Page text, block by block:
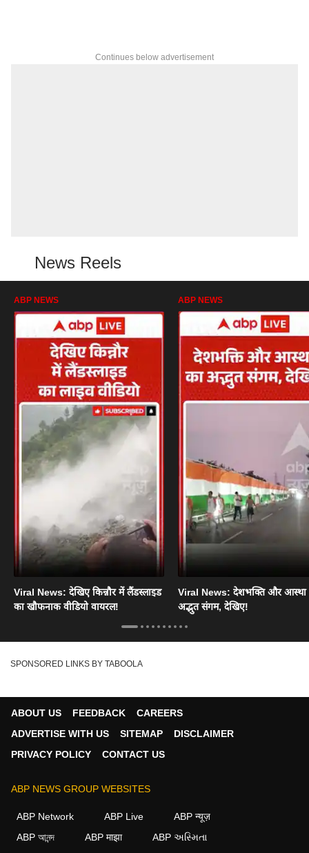
Continues below advertisement
News Reels
ABP NEWS
Viral News: देखिए किन्नौर में लैंडस्लाइड
का खौफनाक वीडियो वायरल!
ABP NEWS
Viral News: देशभक्ति और आस्था
अद्भुत संगम, देखिए!
SPONSORED LINKS BY TABOOLA
ABOUT US FEEDBACK
CAREERS
ADVERTISE WITH US
SITEMAP
DISCLAIMER
PRIVACY POLICY
CONTACT US
ABP NEWS GROUP WEBSITES
ABP Network ABP Live
ABP न्यूज़
ABP আনন্দ
ABP माझा
ABP અસ્મિતા